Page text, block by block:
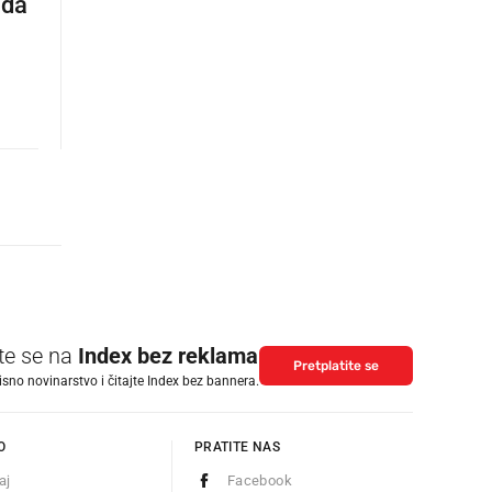
se na Index bez reklama
novinarstvo i čitajte Index bez bannera.
Pretplatite se
PRATITE NAS
Facebook